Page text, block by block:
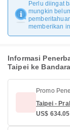
Perlu diingat
mungkin
memberikan
Informasi
Taipei ke
Promo
Taipei -
US$ 634.05